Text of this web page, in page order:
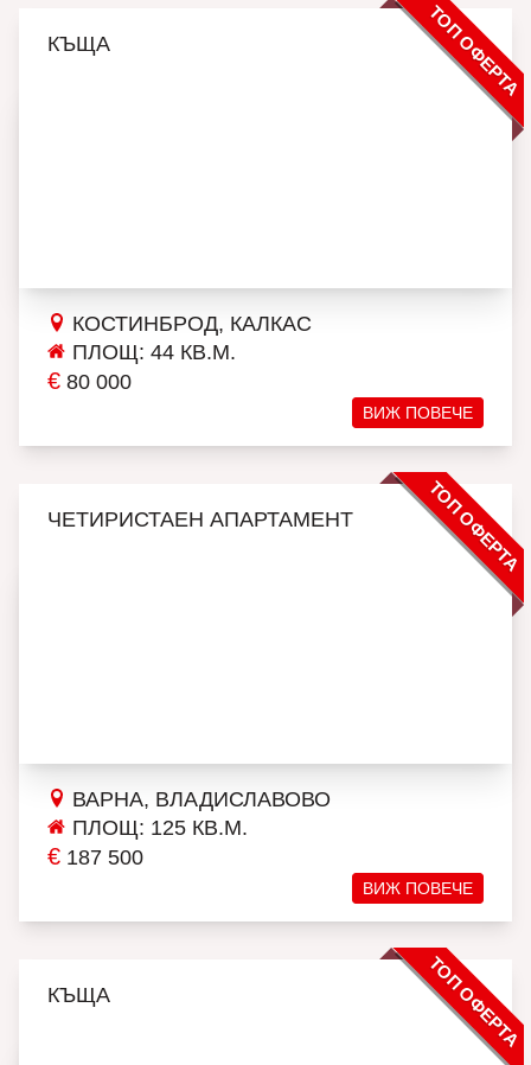
ТОП ОФЕРТА
КЪЩА
КОСТИНБРОД, КАЛКАС
ПЛОЩ: 44 КВ.М.
€ 80 000
ВИЖ ПОВЕЧЕ
ТОП ОФЕРТА
ЧЕТИРИСТАЕН АПАРТАМЕНТ
ВАРНА, ВЛАДИСЛАВОВО
ПЛОЩ: 125 КВ.М.
€ 187 500
ВИЖ ПОВЕЧЕ
ТОП ОФЕРТА
КЪЩА